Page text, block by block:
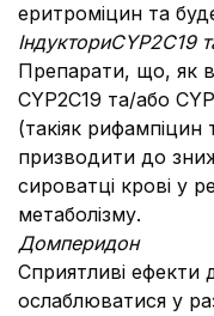
еритроміцин та
ІндукториCYP2C19
Препарати, що, як
CYP2C19 та/або
(такіяк рифампіцин
призводити до
сироватці крові у
метаболізму.
Домперидон
Сприятливі
ослаблюватися у